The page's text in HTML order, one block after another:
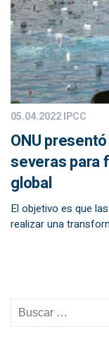
05.04.2022IPCC
ONU
severas para
global
El objetivo es que
realizar una